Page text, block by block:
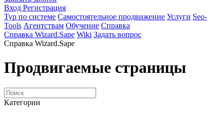
Вход Регистрация
Тур по системе Самостоятельное продвижение Услуги Seo-
Tools Агентствам Обучение Справка
Справка Wizard.Sape Wiki Задать вопрос
Справка Wizard.Sape
Продвигаемые страницы
Категории